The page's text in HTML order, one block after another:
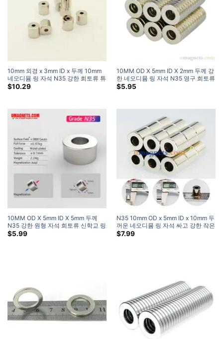
10mm 외경 x 3mm ID x 두께 10mm
네오디뮴 링 자석 N35 강한 희토류 튜
브 자석 판매
$10.29
10MM OD X 5mm ID X 2mm 두께 강
한 네오디뮴 링 자석 N35 영구 희토류
링 자석 강한 공예 자석 도넛 자석
$5.95
10MM OD X 5mm ID X 5mm 두께
N35 강한 원형 자석 희토류 신학교 링
자석 작은 도넛 자석 판매 (10 팩)
$5.99
N35 10mm OD x 5mm ID x 10mm 두
꺼운 네오디뮴 링 자석 싸고 강한 작은
링 자석
$7.99